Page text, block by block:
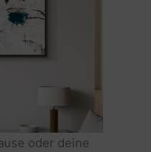
oder deine